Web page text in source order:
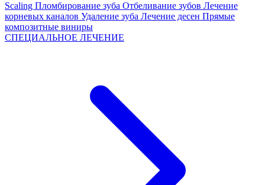
Scaling Пломбирование зуба Отбеливание зубов Лечение
корневых каналов Удаление зуба Лечение десен Прямые
композитные виниры
СПЕЦИАЛЬНОЕ ЛЕЧЕНИЕ